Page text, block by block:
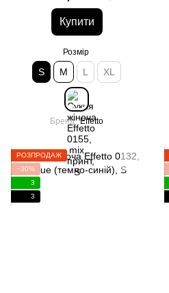
Купити
Розмір
S M L XL
Бренд Effetto
РОЗПРОДАЖ
−30%
3
3